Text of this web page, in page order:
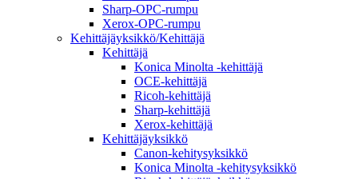
Sharp-OPC-rumpu
Xerox-OPC-rumpu
Kehittäjäyksikkö/Kehittäjä
Kehittäjä
Konica Minolta -kehittäjä
OCE-kehittäjä
Ricoh-kehittäjä
Sharp-kehittäjä
Xerox-kehittäjä
Kehittäjäyksikkö
Canon-kehitysyksikkö
Konica Minolta -kehitysyksikkö